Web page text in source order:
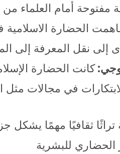
مفتوحة أمام العلماء
الحضارة الاسلامية
إلى نقل المعرفة إلى
كانت الحضارة
في مجالات
تراثًا ثقافيًا مهمًا
الحضاري للبشرية